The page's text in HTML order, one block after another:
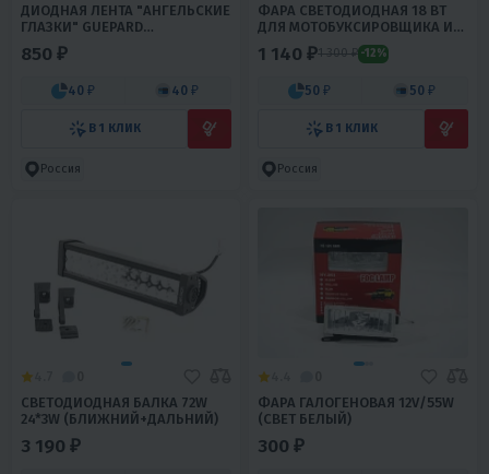
ДИОДНАЯ ЛЕНТА "АНГЕЛЬСКИЕ
ГЛАЗКИ" GUEPARD
ГАБАРИТНОГО СВЕТА, D=9 СМ
(КРАСНЫЙ)
850 ₽
40 ₽ 40 ₽
В 1 КЛИК
Россия
ФАРА СВЕТОДИОДНАЯ 18 ВТ
ДЛЯ МОТОБУКСИРОВЩИКА И
МОТОСОБАКИ
1 140 ₽1 300 ₽ -12%
50 ₽ 50 ₽
В 1 КЛИК
Россия
СВЕТОДИОДНАЯ БАЛКА 72W
24*3W (БЛИЖНИЙ+ДАЛЬНИЙ)
3 190 ₽
ФАРА ГАЛОГЕНОВАЯ 12V/55W
(СВЕТ БЕЛЫЙ)
300 ₽